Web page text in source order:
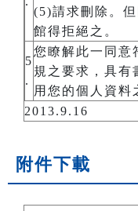
(5)請求刪除。
館得拒絕之。
5
.
您瞭解此一同意
規之要求，具有
用您的個人資料
2013.9.16
附件下載